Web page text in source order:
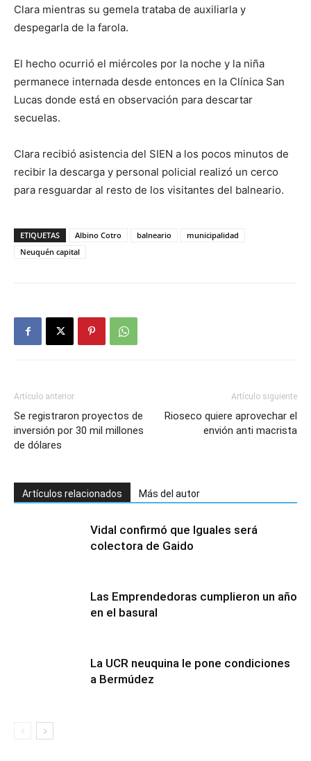
Clara mientras su gemela trataba de auxiliarla y
despegarla de la farola.
El hecho ocurrió el miércoles por la noche y la niña
permanece internada desde entonces en la Clínica San
Lucas donde está en observación para descartar
secuelas.
Clara recibió asistencia del SIEN a los pocos minutos de
recibir la descarga y personal policial realizó un cerco
para resguardar al resto de los visitantes del balneario.
ETIQUETAS Albino Cotro balneario
municipalidad
Neuquén capital
Artículo anterior
Se registraron proyectos de
inversión por 30 mil millones
de dólares
Artículo siguiente
Rioseco quiere aprovechar el
envión anti macrista
Artículos relacionados Más del autor
Vidal confirmó que Iguales será
colectora de Gaido
Las Emprendedoras cumplieron un año
en el basural
La UCR neuquina le pone condiciones
a Bermúdez